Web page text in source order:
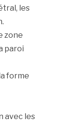
les
zone
paroi
forme
avec les